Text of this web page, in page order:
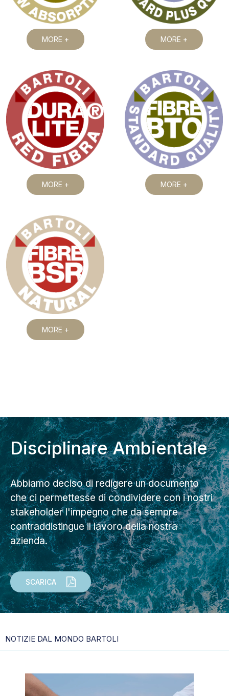
MORE + MORE +
MORE + MORE +
MORE +
Disciplinare Ambientale
Abbiamo deciso di redigere un documento
che ci permettesse di condividere con i nostri
stakeholder l'impegno che da sempre
contraddistingue il lavoro della nostra
azienda.
SCARICA
NOTIZIE DAL MONDO BARTOLI